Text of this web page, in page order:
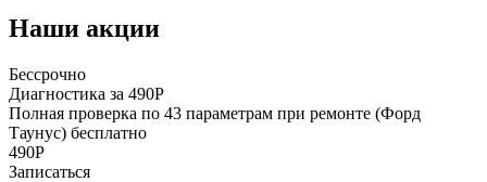
Наши акции
Бессрочно
Диагностика за 490Р
Полная проверка по 43 параметрам при ремонте (Форд
Таунус) бесплатно
490Р
Записаться